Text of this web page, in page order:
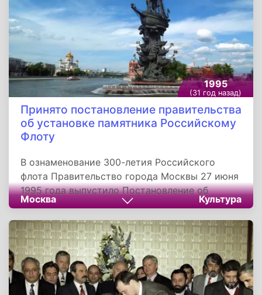
тракторов на мосту через реку Драва в
районе Орможа.
1995
(31 год назад)
Принято постановление правительства
об установке памятника Российскому
Флоту
В ознаменование 300-летия Российского
флота Правительство города Москвы 27 июня
1995 года выпустило Постановление об
установке памятника Петру I. Строительство
монумента, автором которого стал
знаменитый скульптор Зураб Церетели,
продолжалось почти два года. Памятник
установлен на искусственном насыпном
острове у Берсеневской набережной на
разделе Москвы-реки и Водоотводного
Москва Культура